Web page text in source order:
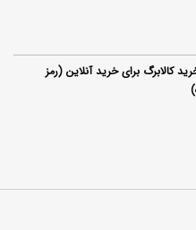
کالابرگ برای خرید آنلاین (رمز